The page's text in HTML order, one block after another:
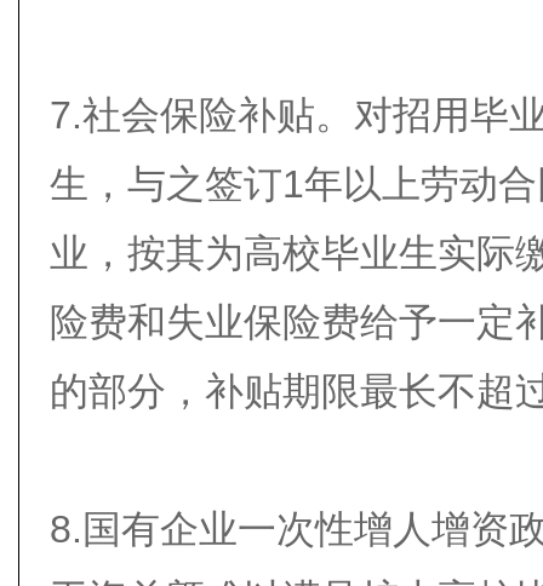
7.社会保险补贴。对招用毕
生，与之签订1年以上劳动
业，按其为高校毕业生实际
险费和失业保险费给予一定
的部分，补贴期限最长不超
8.国有企业一次性增人增资